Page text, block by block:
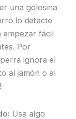
una golosina
lo detecte
empezar fácil
Por
ignora el
al jamón o al
Usa algo